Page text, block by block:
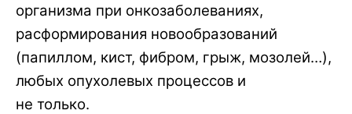
организма при онкозаболеваниях,
расформирования новообразований
(папиллом, кист, фибром, грыж, мозолей…),
любых опухолевых процессов и
не только.